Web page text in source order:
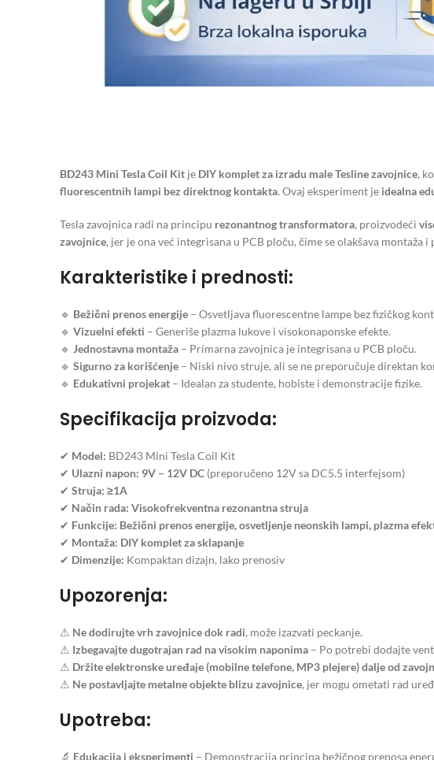
BD243 Mini Tesla Coil Kit je DIY komplet za izradu male Tesline zavojnice,
fluorescentnih lampi bez direktnog kontakta. Ovaj eksperiment je idealna
Tesla zavojnica radi na principu rezonantnog transformatora, proizvodeći
zavojnice, jer je ona već integrisana u PCB ploču, čime se olakšava montaža i
Karakteristike i prednosti:
🔹 Bežični prenos energije – Osvetljava fluorescentne lampe bez fizičkog
🔹 Vizuelni efekti – Generiše plazma lukove i visokonaponske efekte.
🔹 Jednostavna montaža – Primarna zavojnica je integrisana u PCB ploču.
🔹 Sigurno za korišćenje – Niski nivo struje, ali se ne preporučuje direktan
🔹 Edukativni projekat – Idealan za studente, hobiste i demonstracije fizike.
Specifikacija proizvoda:
✔ Model: BD243 Mini Tesla Coil Kit
✔ Ulazni napon: 9V – 12V DC (preporučeno 12V sa DC5.5 interfejsom)
✔ Struja: ≥1A
✔ Način rada: Visokofrekventna rezonantna struja
✔ Funkcije: Bežični prenos energije, osvetljenje neonskih lampi, plazma
✔ Montaža: DIY komplet za sklapanje
✔ Dimenzije: Kompaktan dizajn, lako prenosiv
Upozorenja:
⚠ Ne dodirujte vrh zavojnice dok radi, može izazvati peckanje.
⚠ Izbegavajte dugotrajan rad na visokim naponima – Po potrebi dodajte
⚠ Držite elektronske uređaje (mobilne telefone, MP3 plejere) dalje od
⚠ Ne postavljajte metalne objekte blizu zavojnice, jer mogu ometati rad
Upotreba:
🔬 Edukacija i eksperimenti – Demonstracija principa bežičnog prenosa